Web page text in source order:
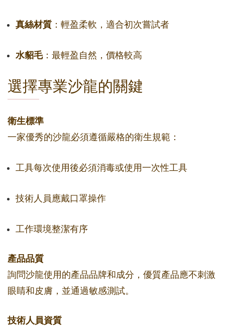
真絲材質 ：輕盈柔軟，適合初次嘗試者
水貂毛：最輕盈自然，價格較高
選擇專業沙龍的關鍵
衛生標準
一家優秀的沙龍必須遵循嚴格的衛生規範：
工具每次使用後必須消毒或使用一次性工具
技術人員應戴口罩操作
工作環境整潔有序
產品品質
詢問沙龍使用的產品品牌和成分，優質產品應不刺激
眼睛和皮膚，並通過敏感測試。
技術人員資質